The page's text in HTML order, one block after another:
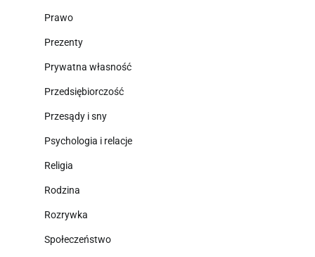
Prawo
Prezenty
Prywatna własność
Przedsiębiorczość
Przesądy i sny
Psychologia i relacje
Religia
Rodzina
Rozrywka
Społeczeństwo